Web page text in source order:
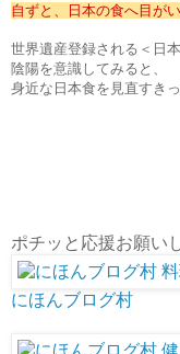
自ずと、日本の食へ目が
世界遺産登録される＜日本
陰陽を意識してみると、
身近な日本食を見直すき
ポチッと応援お願い
にほんブログ村